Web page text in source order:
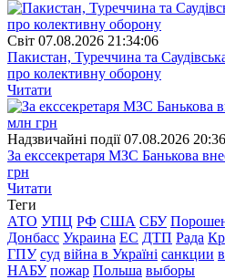
Свiт 07.08.2026 21:34:06
Пакистан, Туреччина та
про колективну оборону
Читати
Надзвичайні події 07.08.2026
За екссекретаря МЗС Банькова
грн
Читати
Теги
АТО УПЦ РФ США СБУ
Донбасс Украина ЕС ДТП Рада
ГПУ суд війна в Україні санкции
НАБУ пожар Польша выборы